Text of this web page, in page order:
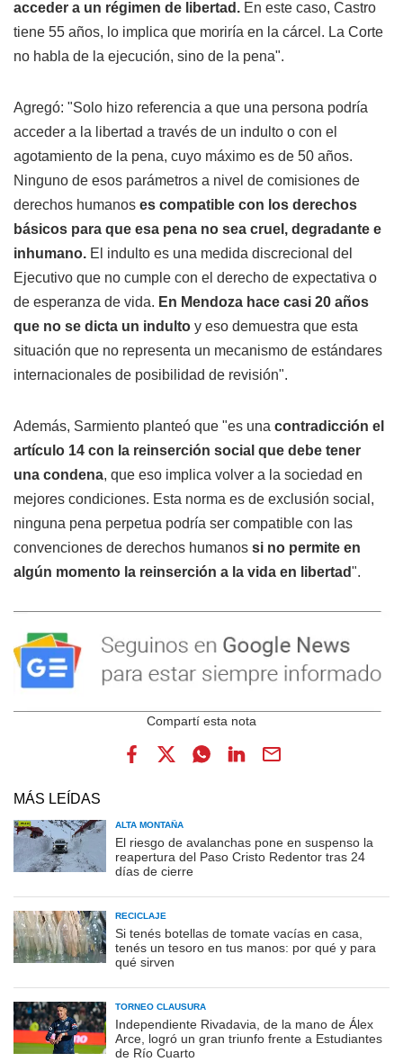
acceder a un régimen de libertad. En este caso, Castro
tiene 55 años, lo implica que moriría en la cárcel. La Corte
no habla de la ejecución, sino de la pena".
Agregó: "Solo hizo referencia a que una persona podría
acceder a la libertad a través de un indulto o con el
agotamiento de la pena, cuyo máximo es de 50 años.
Ninguno de esos parámetros a nivel de comisiones de
derechos humanos es compatible con los derechos
básicos para que esa pena no sea cruel, degradante e
inhumano. El indulto es una medida discrecional del
Ejecutivo que no cumple con el derecho de expectativa o
de esperanza de vida. En Mendoza hace casi 20 años
que no se dicta un indulto y eso demuestra que esta
situación que no representa un mecanismo de estándares
internacionales de posibilidad de revisión".
Además, Sarmiento planteó que "es una contradicción el
artículo 14 con la reinserción social que debe tener
una condena, que eso implica volver a la sociedad en
mejores condiciones. Esta norma es de exclusión social,
ninguna pena perpetua podría ser compatible con las
convenciones de derechos humanos si no permite en
algún momento la reinserción a la vida en libertad".
MÁS LEÍDAS
ALTA MONTAÑA
El riesgo de avalanchas pone en suspenso la
reapertura del Paso Cristo Redentor tras 24
días de cierre
RECICLAJE
Si tenés botellas de tomate vacías en casa,
tenés un tesoro en tus manos: por qué y para
qué sirven
TORNEO CLAUSURA
Independiente Rivadavia, de la mano de Álex
Arce, logró un gran triunfo frente a Estudiantes
de Río Cuarto